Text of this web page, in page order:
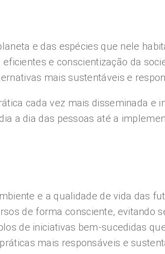
e das espécies que nele
e conscientização da
mais sustentáveis e
cada vez mais disseminada e
a dia das pessoas até a
e a qualidade de vida das
de forma consciente, evitando
de iniciativas bem-sucedidas
mais responsáveis e